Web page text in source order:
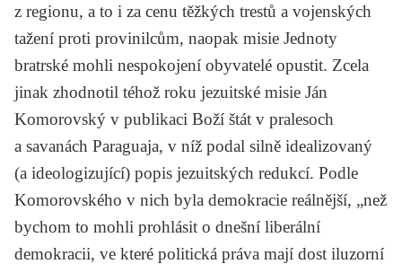
z regionu, a to i za cenu těžkých trestů a vojenských
tažení proti provinilcům, naopak misie Jednoty
bratrské mohli nespokojení obyvatelé opustit. Zcela
jinak zhodnotil téhož roku jezuitské misie Ján
Komorovský v publikaci Boží štát v pralesoch
a savanách Paraguaja, v níž podal silně idealizovaný
(a ideologizující) popis jezuitských redukcí. Podle
Komorovského v nich byla demokracie reálnější, „než
bychom to mohli prohlásit o dnešní liberální
demokracii, ve které politická práva mají dost iluzorní